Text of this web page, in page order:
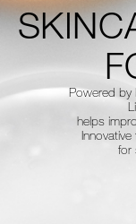
Powered by
helps
Innovative
for